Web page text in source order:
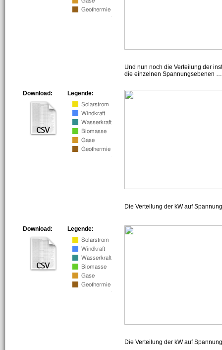
Und nun noch die Verteilung der
die einzelnen Spannungsebenen
Legende:
Download:
Die Verteilung der kW auf
Legende:
Download:
Die Verteilung der kW auf